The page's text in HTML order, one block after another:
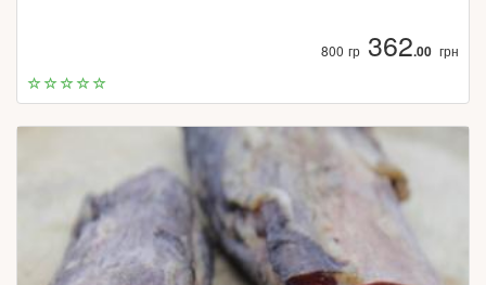
800 гр362.00 грн